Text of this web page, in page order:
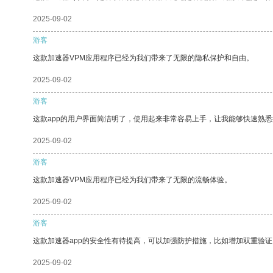
2025-09-02
游客
这款加速器VPM应用程序已经为我们带来了无限的隐私保护和自由。
2025-09-02
游客
这款app的用户界面简洁明了，使用起来非常容易上手，让我能够快速熟悉
2025-09-02
游客
这款加速器VPM应用程序已经为我们带来了无限的流畅体验。
2025-09-02
游客
这款加速器app的安全性有待提高，可以加强防护措施，比如增加双重验证
2025-09-02